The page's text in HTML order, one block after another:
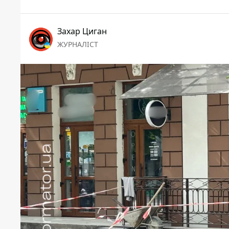
Захар Циган
ЖУРНАЛІСТ